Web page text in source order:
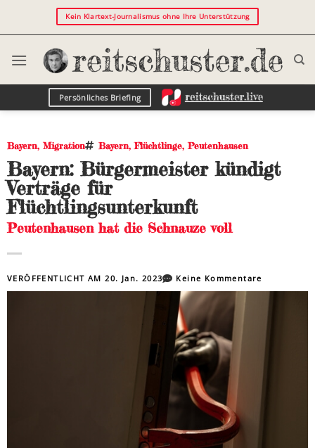
Kein Klartext-Journalismus ohne Ihre Unterstützung
Persönliches Briefing
Bayern, Migration Bayern,Flüchtlinge,Peutenhausen
Bayern: Bürgermeister kündigt
Verträge für
Flüchtlingsunterkunft
Peutenhausen hat die Schnauze voll
VERÖFFENTLICHT AM20. Jan. 2023 Keine Kommentare